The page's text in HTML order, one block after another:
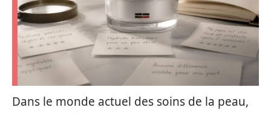
Dans le monde actuel des soins de la peau,